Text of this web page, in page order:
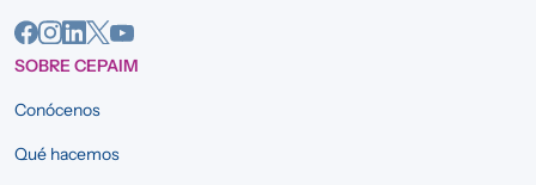
SOBRE CEPAIM
Conócenos
Qué hacemos